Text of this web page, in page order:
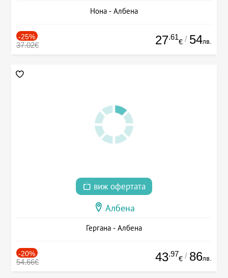
Нона - Албена
-25%
37.02€ 27.61
€ / 54лв.
виж офертата
Албена
Гергана - Албена
-20%
54.66€ 43.97
€ / 86лв.